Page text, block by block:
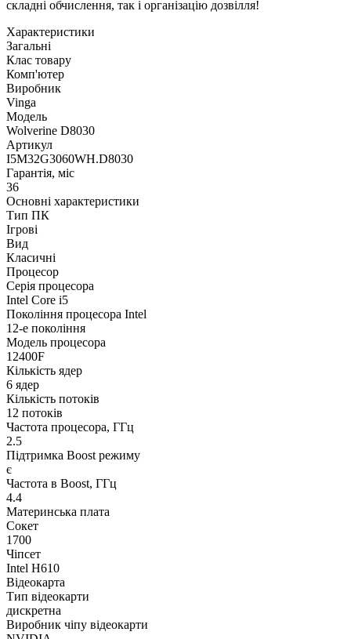
складні обчислення, так і організацію дозвілля!
Характеристики
Загальні
Клас товару
Комп'ютер
Виробник
Vinga
Модель
Wolverine D8030
Артикул
I5M32G3060WH.D8030
Гарантія, міс
36
Основні характеристики
Тип ПК
Ігрові
Вид
Класичні
Процесор
Серія процесора
Intel Core i5
Покоління процесора Intel
12-е покоління
Модель процесора
12400F
Кількість ядер
6 ядер
Кількість потоків
12 потоків
Частота процесора, ГГц
2.5
Підтримка Boost режиму
є
Частота в Boost, ГГц
4.4
Материнська плата
Сокет
1700
Чіпсет
Intel H610
Відеокарта
Тип відеокарти
дискретна
Виробник чіпу відеокарти